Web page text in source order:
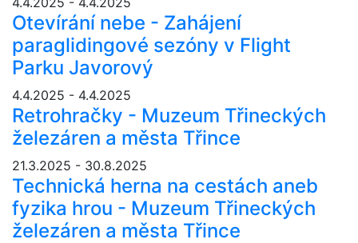
Otevírání nebe - Zahájení
paraglidingové sezóny v Flight
Parku Javorový
4.4.2025 - 4.4.2025
Retrohračky - Muzeum Třineckých
železáren a města Třince
21.3.2025 - 30.8.2025
Technická herna na cestách aneb
fyzika hrou - Muzeum Třineckých
železáren a města Třince